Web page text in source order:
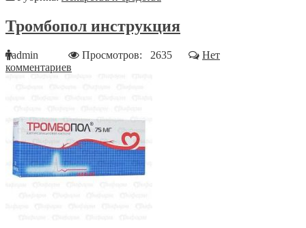
Тромбопол инструкция
admin Просмотров: 2635
Нет
комментариев